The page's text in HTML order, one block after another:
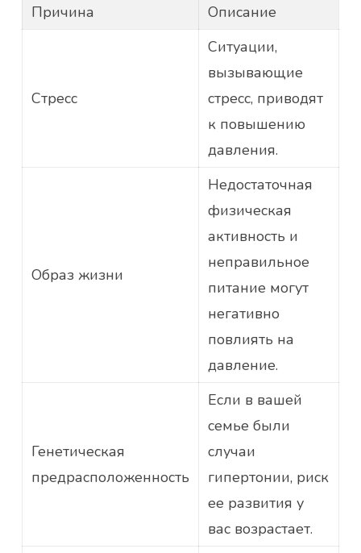
Причина Описание
Стресс
Ситуации,
вызывающие
стресс, приводят
к повышению
давления.
Образ жизни
Недостаточная
физическая
активность и
неправильное
питание могут
негативно
повлиять на
давление.
Генетическая
предрасположенность
Если в вашей
семье были
случаи
гипертонии, риск
ее развития у
вас возрастает.